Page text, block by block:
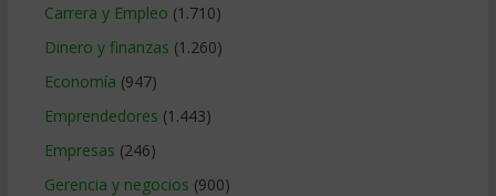
Carrera y Empleo (1.710)
Dinero y finanzas (1.260)
Economía (947)
Emprendedores (1.443)
Empresas (246)
Gerencia y negocios (900)